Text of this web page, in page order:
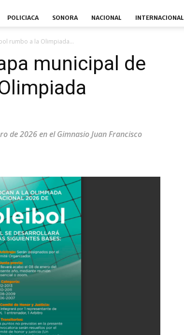
POLICIACA SONORA NACIONAL INTERNACIONAL
rumbo a la Olimpiada...
municipal de
de 2026 en el Gimnasio Juan Francisco